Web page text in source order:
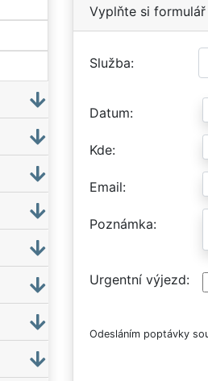
Vyplňte si
Služba
Datum
Kde
Email
Poznámka
Urgentní výjezd
Odesláním poptávky